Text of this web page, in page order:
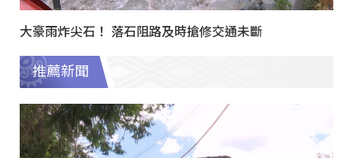
大豪雨炸尖石！ 落石阻路及時搶修交通未斷
推薦新聞